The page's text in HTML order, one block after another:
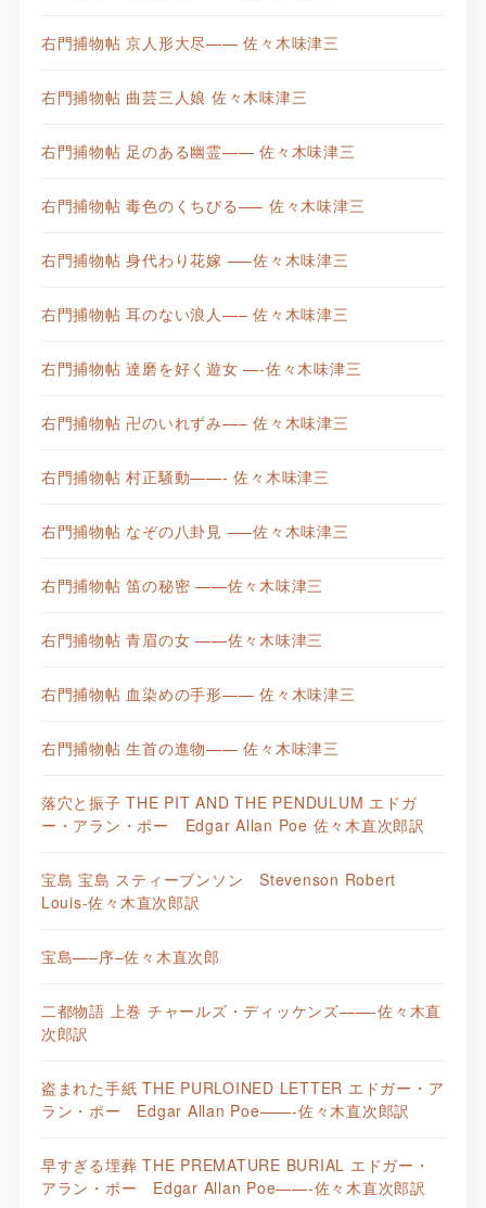
右門捕物帖 京人形大尽—— 佐々木味津三
右門捕物帖 曲芸三人娘 佐々木味津三
右門捕物帖 足のある幽霊—— 佐々木味津三
右門捕物帖 毒色のくちびる—– 佐々木味津三
右門捕物帖 身代わり花嫁 —–佐々木味津三
右門捕物帖 耳のない浪人—– 佐々木味津三
右門捕物帖 達磨を好く遊女 —-佐々木味津三
右門捕物帖 卍のいれずみ—– 佐々木味津三
右門捕物帖 村正騒動——- 佐々木味津三
右門捕物帖 なぞの八卦見 —–佐々木味津三
右門捕物帖 笛の秘密 ——佐々木味津三
右門捕物帖 青眉の女 ——佐々木味津三
右門捕物帖 血染めの手形—— 佐々木味津三
右門捕物帖 生首の進物—— 佐々木味津三
落穴と振子 THE PIT AND THE PENDULUM エドガ
ー・アラン・ポー Edgar Allan Poe 佐々木直次郎訳
宝島 宝島 スティーブンソン Stevenson Robert
Louis-佐々木直次郎訳
宝島—–序–佐々木直次郎
二都物語 上巻 チャールズ・ディッケンズ——-佐々木直
次郎訳
盗まれた手紙 THE PURLOINED LETTER エドガー・ア
ラン・ポー Edgar Allan Poe——-佐々木直次郎訳
早すぎる埋葬 THE PREMATURE BURIAL エドガー・
アラン・ポー Edgar Allan Poe——-佐々木直次郎訳